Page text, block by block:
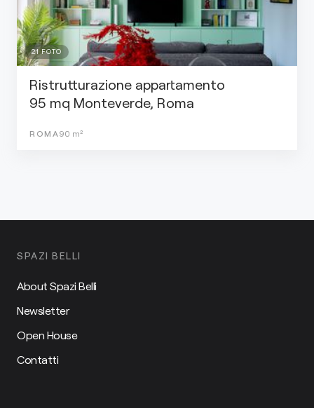
21 FOTO
Ristrutturazione appartamento
95 mq Monteverde, Roma
ROMA 90 m²
SPAZI BELLI
About Spazi Belli
Newsletter
Open House
Contatti